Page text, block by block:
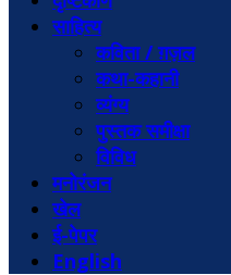
साहित्य
कविता / ग़ज़ल
कथा-कहानी
व्यंग्य
पुस्तक समीक्षा
विविध
मनोरंजन
खेल
ई-पेपर
English